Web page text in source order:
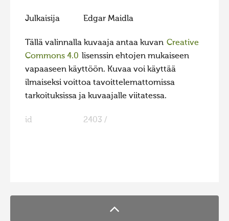
Hiite kuvavõistlus 2014
Hiite kuvavõistlus 2013
Hiite kuvavõistlus 2012
Hiite kuvavõistlus 2011
Hiite kuvavõistlus 2010
Julkaisija Edgar Maidla
Tällä valinnalla kuvaaja antaa kuvan Creative
Commons 4.0 lisenssin ehtojen mukaiseen
vapaaseen käyttöön. Kuvaa voi käyttää
ilmaiseksi voittoa tavoittelemattomissa
tarkoituksissa ja kuvaajalle viitatessa.
id 2403 /